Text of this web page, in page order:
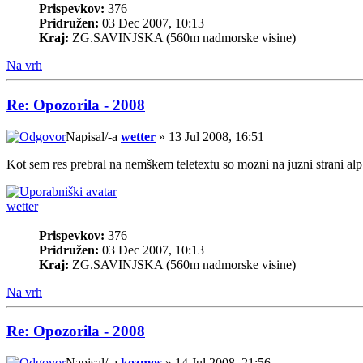
Prispevkov: 376
Pridružen: 03 Dec 2007, 10:13
Kraj: ZG.SAVINJSKA (560m nadmorske visine)
Na vrh
Re: Opozorila - 2008
Napisal/-a wetter » 13 Jul 2008, 16:51
Kot sem res prebral na nemškem teletextu so mozni na juzni strani
wetter
Prispevkov: 376
Pridružen: 03 Dec 2007, 10:13
Kraj: ZG.SAVINJSKA (560m nadmorske visine)
Na vrh
Re: Opozorila - 2008